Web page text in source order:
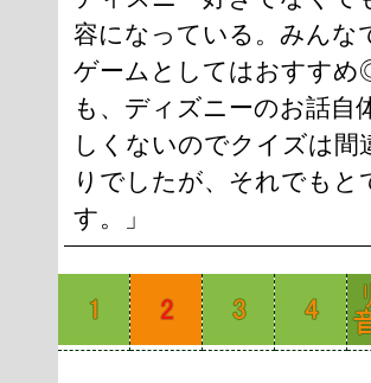
容になっている。みんな
ゲームとしてはおすすめ
も、ディズニーのお話自
しくないのでクイズは間
りでしたが、それでもと
す。」